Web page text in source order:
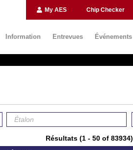
My AES Chip Checker
Information Entrevues Événements
Résultats (1 - 50 of 83934)